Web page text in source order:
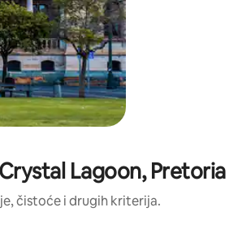
Lagoon, Pretoria
čistoće i drugih kriterija.